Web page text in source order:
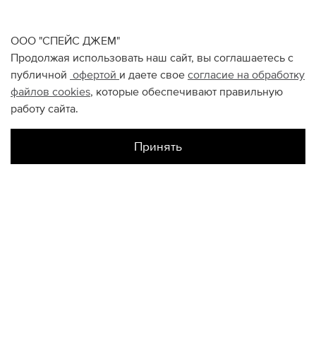
ООО "СПЕЙС ДЖЕМ"
Продолжая использовать наш сайт, вы соглашаетесь с
публичной офертой и даете свое согласие на обработку
файлов cookies, которые обеспечивают правильную
работу сайта.
Принять